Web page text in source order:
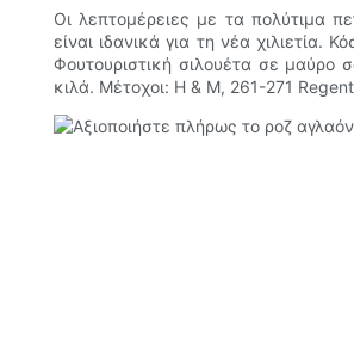
Οι λεπτομέρειες με τα πολύτιμα
είναι ιδανικά για τη νέα
Φουτουριστική σιλουέτα σε
κιλά. Μέτοχοι: H & M, 261-271